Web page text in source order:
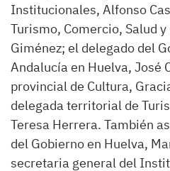
Institucionales, Alfonso
Turismo, Comercio, Salud
Giménez; el delegado del
Andalucía en Huelva, José
provincial de Cultura,
delegada territorial de
Teresa Herrera. También
del Gobierno en Huelva,
secretaria general del